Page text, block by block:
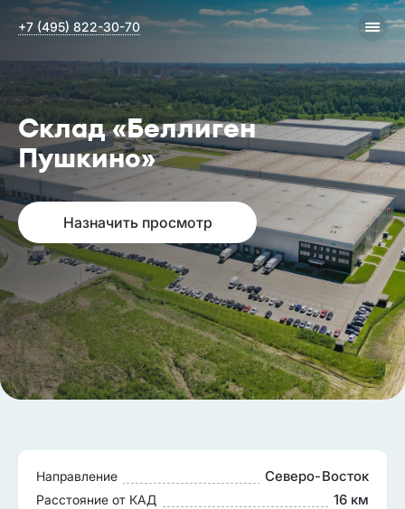
+7 (495) 822-30-70
Склад «Беллиген
Пушкино»
Назначить просмотр
Направление Северо-Восток
Расстояние от КАД 16 км